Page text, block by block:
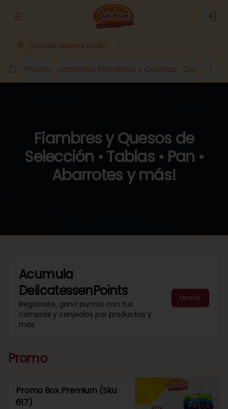
Abrir menu de navegación Login
¿Dónde quieres pedir?
Promo Jamones, Fiambres y Cecinas Quesos
Fiambres y Quesos de
Selección • Tablas • Pan •
Abarrotes y más!
Acumula
DelicatessenPoints
Regístrate, gana puntos con tus
compras y canjealos por productos y
más
Únete
Promo
Promo Box Premium (Sku
617)